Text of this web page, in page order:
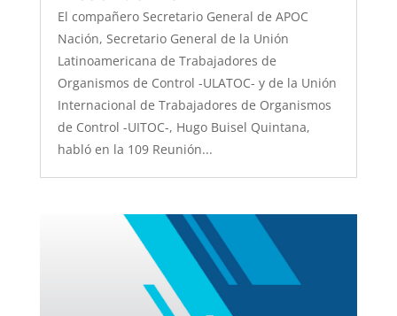
El compañero Secretario General de APOC
Nación, Secretario General de la Unión
Latinoamericana de Trabajadores de
Organismos de Control -ULATOC- y de la Unión
Internacional de Trabajadores de Organismos
de Control -UITOC-, Hugo Buisel Quintana,
habló en la 109 Reunión...